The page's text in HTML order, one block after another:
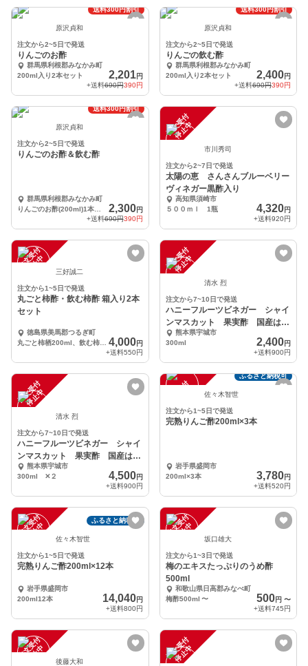
送料300円割引
原沢貞和
注文から2~5日で発送
りんごのお酢
群馬県利根郡みなかみ町
200ml入り2本セット
2,201円
+送料690円390円
送料300円割引
原沢貞和
注文から2~5日で発送
りんごの飲む酢
群馬県利根郡みなかみ町
200ml入り2本セット
2,400円
+送料690円390円
送料300円割引
原沢貞和
注文から2~5日で発送
りんごのお酢＆飲む酢
群馬県利根郡みなかみ町
2,300円
+送料690円390円
注
文
受
付
停
止
中
市川秀司
注文から2~7日で発送
太陽の恵 さんさんブルーベリー
ヴィネガー黒酢入り
高知県須崎市
５００ｍｌ 1瓶
4,320円
+送料920円
注
文
受
付
停
止
中 三好誠二
注文から1~5日で発送
丸ごと柿酢・飲む柿酢 箱入り2本
セット
徳島県美馬郡つるぎ町
4,000円
+送料550円
注
文
受
付
停
止
中
清水 烈
注文から7~10日で発送
ハニーフルーツビネガー シャイ
ンマスカット 果実酢 国産はち
みつ熊本県宇城市
300ml
2,400円
+送料900円
注
文
受
付
停
止
中
清水 烈
注文から7~10日で発送
ハニーフルーツビネガー シャイ
ンマスカット 果実酢 国産はち
みつ熊本県宇城市
300ml ✕２
4,500円
+送料900円
注
文
受
付
停
止
ふるさと納税可
佐々木智世
注文から1~5日で発送
完熟りんご酢200ml×3本
岩手県盛岡市
200ml×3本
3,780円
+送料520円
注
文
受
付
停
止
中
ふるさと納税可
佐々木智世
注文から1~5日で発送
完熟りんご酢200ml×12本
岩手県盛岡市
200ml12本
14,040円
+送料800円
注
文
受
付
停
止
中 坂口雄大
注文から1~3日で発送
梅のエキスたっぷりのうめ酢
500ml
和歌山県日高郡みなべ町
梅酢500ml 〜 500円 〜
+送料745円
注
文
受
付
停
止
中 後藤大和
注
文
受
付
停
止
中